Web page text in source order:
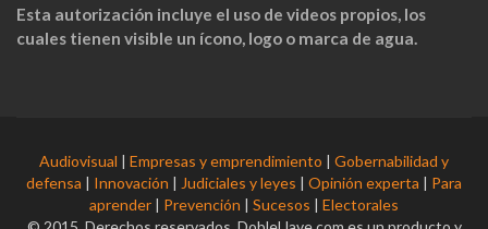
Esta autorización incluye el uso de videos propios, los
cuales tienen visible un ícono, logo o marca de agua.
Audiovisual | Empresas y emprendimiento | Gobernabilidad y
defensa | Innovación | Judiciales y leyes | Opinión experta | Para
aprender | Prevención | Sucesos | Electorales